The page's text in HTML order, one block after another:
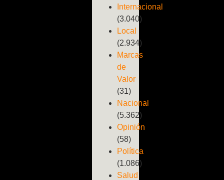
Internacional
(3.040)
Local
(2.934)
Marcas
de
Valor
(31)
Nacional
(5.362)
Opinión
(58)
Política
(1.086)
Salud